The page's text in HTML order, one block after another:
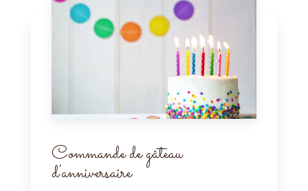
Commande de gâteau
d'anniversaire